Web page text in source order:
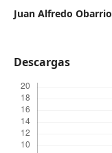
Juan Alfredo Obarrio
Descargas